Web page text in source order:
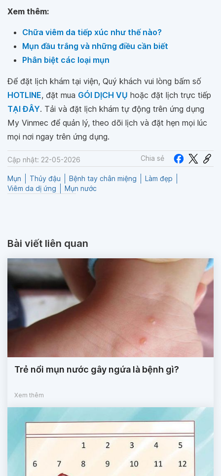
Xem thêm:
Chữa viêm da tiếp xúc như thế nào?
Mụn đầu trắng và những điều cần biết
Phân biệt các loại mụn
Để đặt lịch khám tại viện, Quý khách vui lòng bấm số
HOTLINE, đặt mua GÓI DỊCH VỤ hoặc đặt lịch trực tiếp
TẠI ĐÂY. Tải và đặt lịch khám tự động trên ứng dụng
My Vinmec để quản lý, theo dõi lịch và đặt hẹn mọi lúc
mọi nơi ngay trên ứng dụng.
Cập nhật: 22-05-2026 Chia sẻ
Mụn Thủy đậu Bệnh tay chân miệng
Làm đẹp
Viêm da dị ứng
Mụn nước
Bài viết liên quan
Trẻ nổi mụn nước gây ngứa là bệnh gì?
Xem thêm